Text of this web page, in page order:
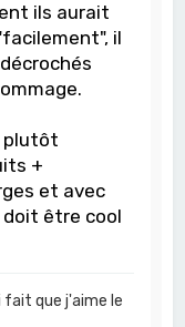
ils aurait
il
plutôt
+
et avec
doit être cool
que j'aime le